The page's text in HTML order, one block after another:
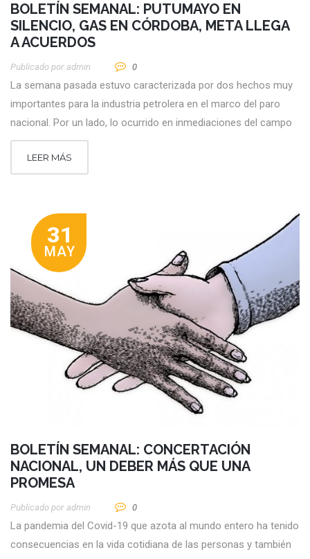
BOLETÍN SEMANAL: PUTUMAYO EN
SILENCIO, GAS EN CÓRDOBA, META LLEGA
A ACUERDOS
Publicado por Admin 0
La semana pasada estuvo caracterizada por dos hechos muy
importantes para la industria petrolera en el marco del paro
nacional. Por un lado, lo ocurrido en inmediaciones del campo
LEER MÁS
31
MAY
BOLETÍN SEMANAL: CONCERTACIÓN
NACIONAL, UN DEBER MÁS QUE UNA
PROMESA
Publicado por Admin 0
La pandemia del Covid-19 que azota al mundo entero ha tenido
consecuencias en la vida cotidiana de las personas y también